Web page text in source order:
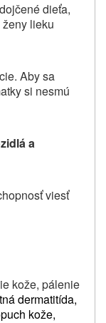
dieťa,
lieku
Aby sa
si nesmú
a
viesť
kože, pálenie
dermatitída,
kože,